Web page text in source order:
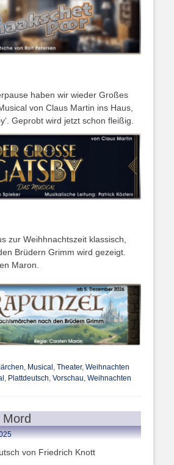
haben wir wieder Großes
von Claus Martin ins Haus,
Geprobt wird jetzt schon fleißig.
zur Weihhnachtszeit klassisch,
Brüdern Grimm wird gezeigt.
Maron.
Musical Theater, Weihnachten
Plattdeutsch Vorschau Weihnachten
Mord
von Friedrich Knott